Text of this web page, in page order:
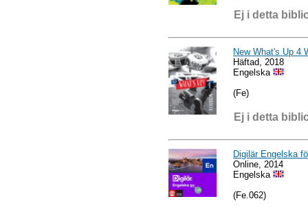
Ej i detta
New What's Up 4
Häftad, 2018
Engelska
(Fe)
Ej i detta
Digilär Engelska
Online, 2014
Engelska
(Fe.062)